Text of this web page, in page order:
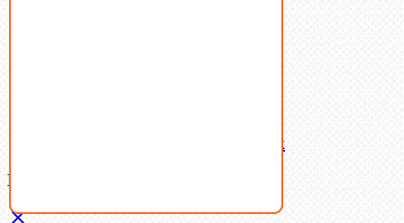
Латунный и бронзовый крепеж
Ваша корзина